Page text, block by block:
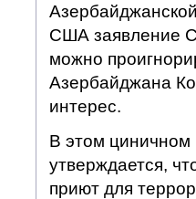
США заявление
можно
Азербайджана
интерес.
В этом циничном
утверждается,
приют для